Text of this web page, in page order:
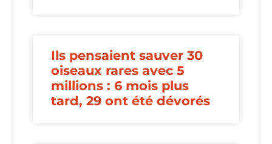
Ils pensaient sauver 30
oiseaux rares avec 5
millions : 6 mois plus
tard, 29 ont été dévorés